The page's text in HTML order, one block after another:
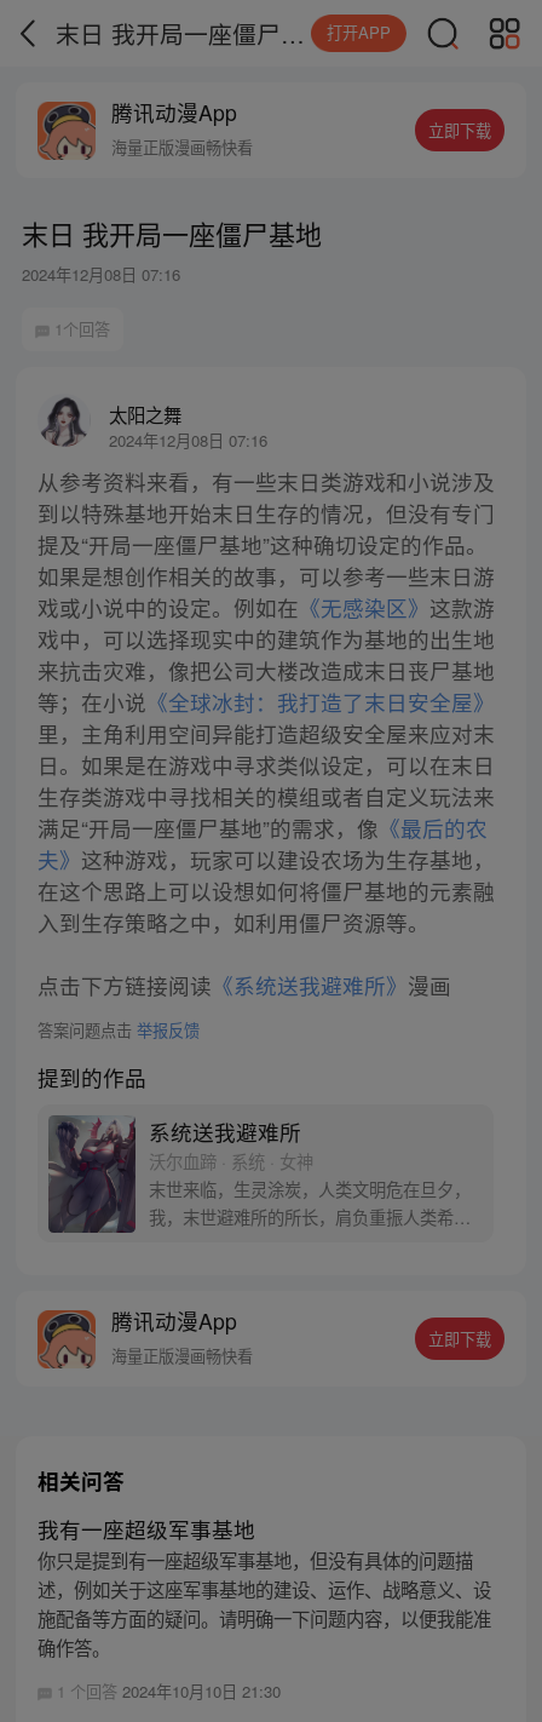
末日 我开局一座僵尸基地 打开APP
腾讯动漫App
海量正版漫画畅快看
立即下载
末日 我开局一座僵尸基地
2024年12月08日 07:16
1个回答
太阳之舞
2024年12月08日 07:16
从参考资料来看，有一些末日类游戏和小说涉及
到以特殊基地开始末日生存的情况，但没有专门
提及“开局一座僵尸基地”这种确切设定的作品。
如果是想创作相关的故事，可以参考一些末日游
戏或小说中的设定。例如在 《无感染区》 这款游
戏中，可以选择现实中的建筑作为基地的出生地
来抗击灾难，像把公司大楼改造成末日丧尸基地
等；在小说 《全球冰封：我打造了末日安全屋》
里，主角利用空间异能打造超级安全屋来应对末
日。如果是在游戏中寻求类似设定，可以在末日
生存类游戏中寻找相关的模组或者自定义玩法来
满足“开局一座僵尸基地”的需求，像 《最后的农
夫》 这种游戏，玩家可以建设农场为生存基地，
在这个思路上可以设想如何将僵尸基地的元素融
入到生存策略之中，如利用僵尸资源等。
点击下方链接阅读 《系统送我避难所》 漫画
答案问题点击 举报反馈
提到的作品
系统送我避难所
沃尔血蹄 · 系统 · 女神
末世来临，生灵涂炭，人类文明危在旦夕，
我，末世避难所的所长，肩负重振人类希望
周三周五周日更新。请大家多多支持血蹄。
腾讯动漫App
海量正版漫画畅快看
立即下载
相关问答
我有一座超级军事基地
你只是提到有一座超级军事基地，但没有具体的问题描
述，例如关于这座军事基地的建设、运作、战略意义、设
施配备等方面的疑问。请明确一下问题内容，以便我能准
确作答。
1 个回答 2024年10月10日 21:30